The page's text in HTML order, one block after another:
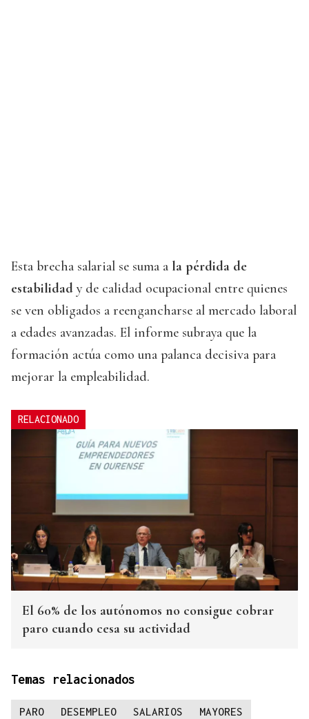
Esta brecha salarial se suma a la pérdida de
estabilidad y de calidad ocupacional entre quienes
se ven obligados a reengancharse al mercado laboral
a edades avanzadas. El informe subraya que la
formación actúa como una palanca decisiva para
mejorar la empleabilidad.
RELACIONADO
El 60% de los autónomos no consigue cobrar
paro cuando cesa su actividad
Temas relacionados
PARO DESEMPLEO SALARIOS MAYORES